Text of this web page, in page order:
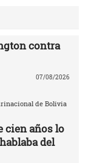
contra
07/08/2026
de Bolivia
cien años lo
del